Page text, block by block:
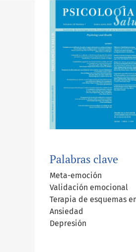
Palabras clave
Meta-emoción
Validación emocional
Terapia de esquemas
Ansiedad
Depresión